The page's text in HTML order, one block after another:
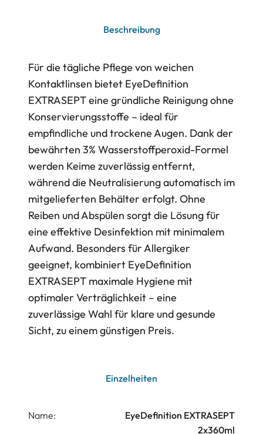
Beschreibung
Für die tägliche Pflege von weichen
Kontaktlinsen bietet EyeDefinition
EXTRASEPT eine gründliche Reinigung ohne
Konservierungsstoffe – ideal für
empfindliche und trockene Augen. Dank der
bewährten 3% Wasserstoffperoxid-Formel
werden Keime zuverlässig entfernt,
während die Neutralisierung automatisch im
mitgelieferten Behälter erfolgt. Ohne
Reiben und Abspülen sorgt die Lösung für
eine effektive Desinfektion mit minimalem
Aufwand. Besonders für Allergiker
geeignet, kombiniert EyeDefinition
EXTRASEPT maximale Hygiene mit
optimaler Verträglichkeit – eine
zuverlässige Wahl für klare und gesunde
Sicht, zu einem günstigen Preis.
Einzelheiten
Name:
EyeDefinition EXTRASEPT
2x360ml